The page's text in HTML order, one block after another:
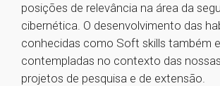
posições de relevância na área da
cibernética. O desenvolvimento das
conhecidas como Soft skills também
contempladas no contexto das
projetos de pesquisa e de extensão.